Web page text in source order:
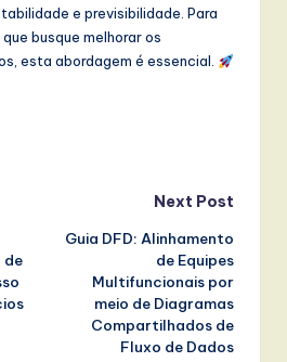
e previsibilidade. Para
busque melhorar os
esta abordagem é essencial.
de
Next Post
Guia DFD: Alinhamento
de Equipes
Multifuncionais por
meio de Diagramas
Compartilhados de
Fluxo de Dados